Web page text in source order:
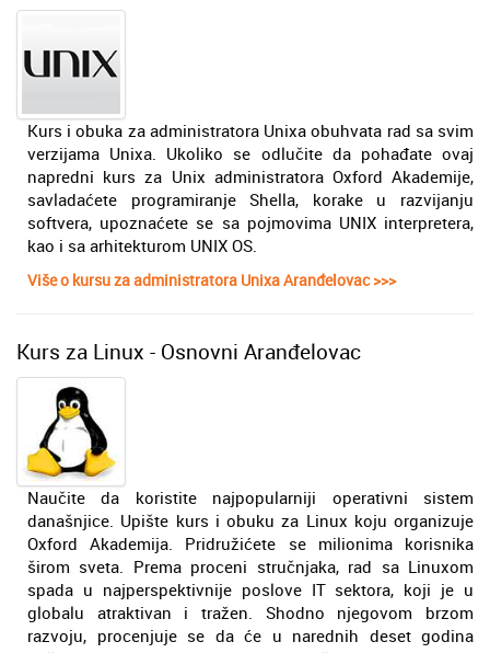
Kurs i obuka za administratora Unixa obuhvata rad sa svim
verzijama Unixa. Ukoliko se odlučite da pohađate ovaj
napredni kurs za Unix administratora Oxford Akademije,
savladaćete programiranje Shella, korake u razvijanju
softvera, upoznaćete se sa pojmovima UNIX interpretera,
kao i sa arhitekturom UNIX OS.
Više o kursu za administratora Unixa Aranđelovac >>>
Kurs za Linux - Osnovni Aranđelovac
Naučite da koristite najpopularniji operativni sistem
današnjice. Upište kurs i obuku za Linux koju organizuje
Oxford Akademija. Pridružićete se milionima korisnika
širom sveta. Prema proceni stručnjaka, rad sa Linuxom
spada u najperspektivnije poslove IT sektora, koji je u
globalu atraktivan i tražen. Shodno njegovom brzom
razvoju, procenjuje se da će u narednih deset godina